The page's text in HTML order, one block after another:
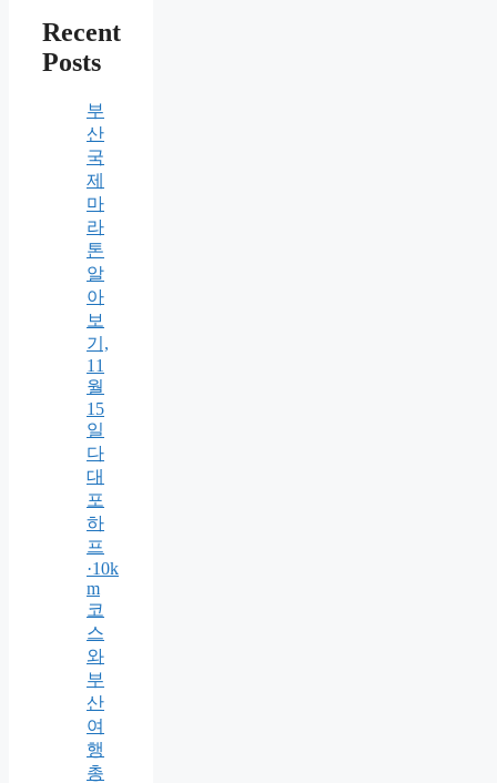
Recent
Posts
부
산
국
제
마
라
톤
알
아
보
기,
11
월
15
일
다
대
포
하
프
·10k
m
코
스
와
부
산
여
행
총